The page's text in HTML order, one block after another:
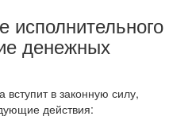
исполнительного
денежных
вступит в законную силу,
действия: